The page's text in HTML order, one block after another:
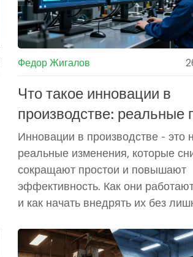
Федор Жигалов
Что такое инновации в
производстве: реальные
как они меняют заводы
Инновации в производстве - это
реальные изменения, которые
сокращают простои и повышают
эффективность. Как они
и как начать внедрять их без